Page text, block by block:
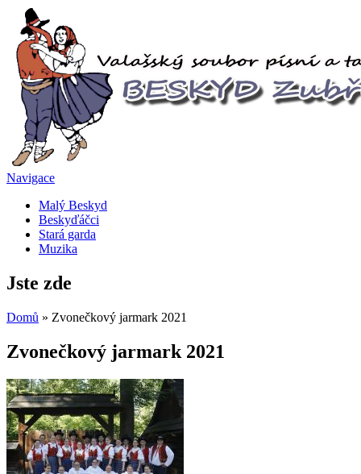
Navigace
Malý Beskyd
Beskyďáčci
Stará garda
Muzika
Jste zde
Domů » Zvonečkový jarmark 2021
Zvonečkový jarmark 2021